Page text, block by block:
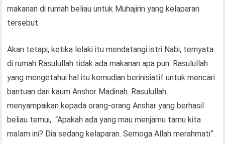
makanan di rumah beliau untuk Muhajirin yang kelaparan
tersebut.
Akan tetapi, ketika lelaki itu mendatangi istri Nabi, ternyata
di rumah Rasulullah tidak ada makanan apa pun. Rasulullah
yang mengetahui hal itu kemudian berinisiatif untuk mencari
bantuan dari kaum Anshor Madinah. Rasulullah
menyampaikan kepada orang-orang Anshar yang berhasil
beliau temui, “Apakah ada yang mau menjamu tamu kita
malam ini? Dia sedang kelaparan. Semoga Allah merahmati”.